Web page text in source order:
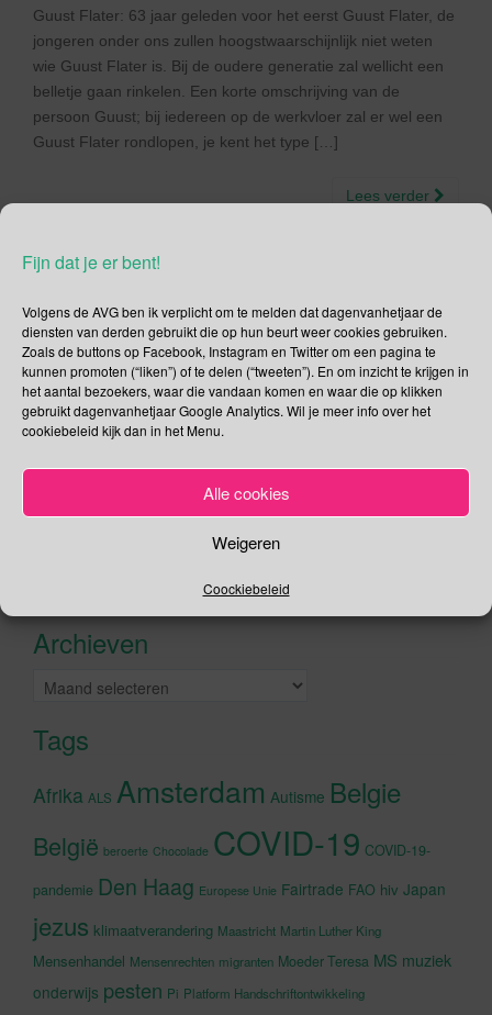
Fijn dat je er bent!
Volgens de AVG ben ik verplicht om te melden dat dagenvanhetjaar de
diensten van derden gebruikt die op hun beurt weer cookies gebruiken.
Zoals de buttons op Facebook, Instagram en Twitter om een pagina te
kunnen promoten (“liken”) of te delen (“tweeten”). En om inzicht te krijgen in
het aantal bezoekers, waar die vandaan komen en waar die op klikken
gebruikt dagenvanhetjaar Google Analytics. Wil je meer info over het
cookiebeleid kijk dan in het Menu.
Alle cookies
Weigeren
Coockiebeleid
Guust Flater: 63 jaar geleden voor het eerst Guust Flater, de
jongeren onder ons zullen hoogstwaarschijnlijk niet weten
wie Guust Flater is. Bij de oudere generatie zal wellicht een
belletje gaan rinkelen. Een korte omschrijving van de
persoon Guust; bij iedereen op de werkvloer zal er wel een
Guust Flater rondlopen, je kent het type […]
Lees verder
Social Media
Je kunt me volgen op
Recente tweetsKlik om marketing cookies te
accepteren en deze inhoud in te
Archieven
Archieven
Tags
Afrika ALS Amsterdam Autisme Belgie
België beroerte Chocolade COVID-19 COVID-19-
pandemie Den Haag Europese Unie Fairtrade FAO hiv Japan
jezus klimaatverandering Maastricht Martin Luther King
Mensenhandel Mensenrechten migranten Moeder Teresa MS muziek
onderwijs pesten Pi Platform Handschriftontwikkeling